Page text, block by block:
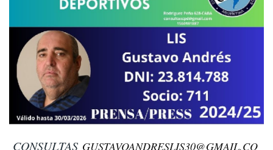
CONSULTAS GUSTAVOANDRESLIS30@GMAIL.CO